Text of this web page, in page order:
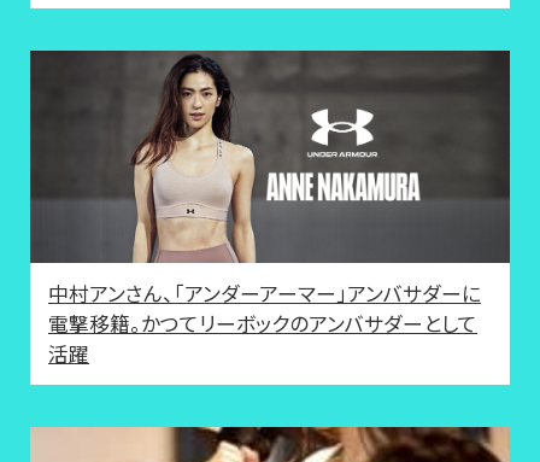
中村アンさん、「アンダーアーマー」アンバサダーに
電撃移籍。かつてリーボックのアンバサダーとして
活躍